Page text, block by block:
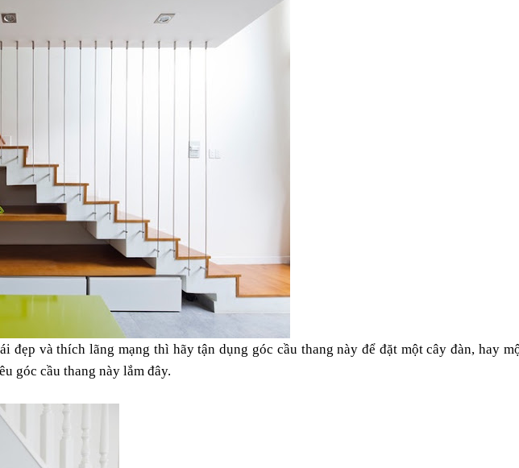
đẹp và thích lãng mạng thì hãy tận dụng góc cầu thang này để đặt một cây đàn, hay
góc cầu thang này lắm đây.